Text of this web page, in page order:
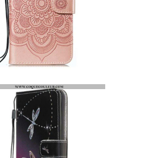
HOUSSE SAMSUNG GALAXY M21 MANDALA ENTIER